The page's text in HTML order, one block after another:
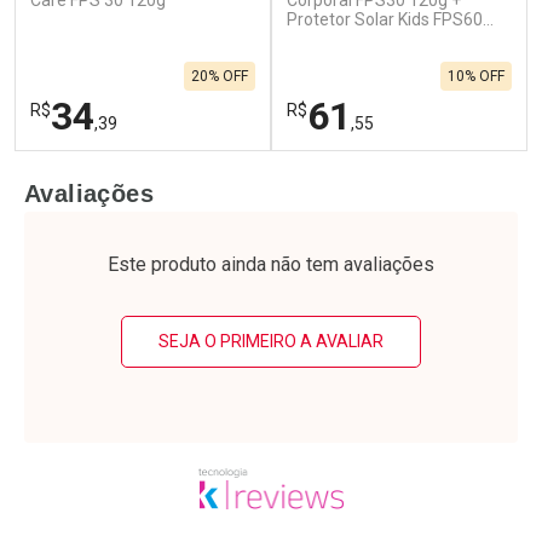
R$34,39
20% OFF
Laboratório
Por Menos
Protetor Solar Kids FPS60
R$61 ,55
10% OFF
Laboratório
Por Menos
Avaliações
Este produto ainda não tem avaliações
SEJA O PRIMEIRO A AVALIAR